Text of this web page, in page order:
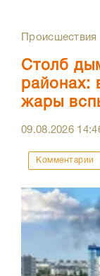
Происшествия
Столб
районах:
жары
09.08.2026
Комментарии